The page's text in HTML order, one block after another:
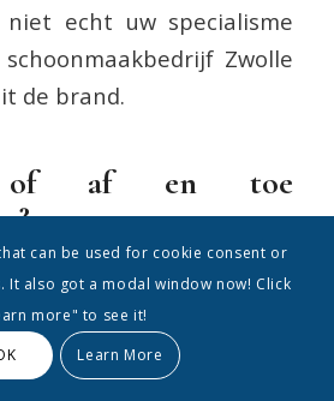
echt uw specialisme
Zwolle
de brand.
of af en toe
u iemand die dagelijks
de prullenbakken
Of wilt u alleen dat
weekend goed
can be used for cookie consent or
It also got a modal window now! Click
more" to see it!
Learn More